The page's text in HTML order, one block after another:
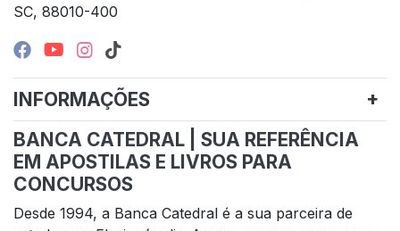
SC, 88010-400
INFORMAÇÕES
BANCA CATEDRAL | SUA REFERÊNCIA
EM APOSTILAS E LIVROS PARA
CONCURSOS
Desde 1994, a Banca Catedral é a sua parceira de